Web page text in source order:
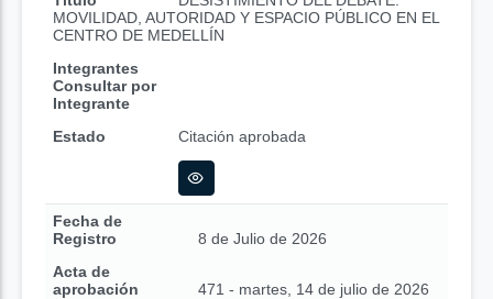
MOVILIDAD, AUTORIDAD Y ESPACIO PÚBLICO EN EL
CENTRO DE MEDELLÍN
Integrantes
Consultar por
Integrante
Estado
Citación aprobada
Fecha de
Registro
8 de Julio de 2026
Acta de
aprobación
471 - martes, 14 de julio de 2026